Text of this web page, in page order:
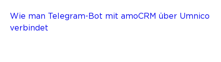
Wie man Telegram-Bot mit amoCRM über Umnico
verbindet